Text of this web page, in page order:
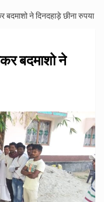
ने दिनदहाड़े छीना रुपया
बदमाशो ने